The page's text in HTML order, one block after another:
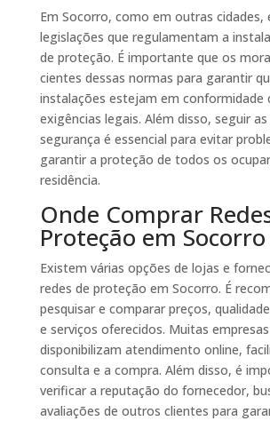
Em Socorro, como em outras cidades,
legislações que regulamentam a
de proteção. É importante que os
cientes dessas normas para garantir
instalações estejam em conformidade
exigências legais. Além disso, seguir
segurança é essencial para evitar
garantir a proteção de todos os
residência.
Onde Comprar
Proteção em Socorro
Existem várias opções de lojas e
redes de proteção em Socorro. É
pesquisar e comparar preços,
e serviços oferecidos. Muitas
disponibilizam atendimento online,
consulta e a compra. Além disso, é
verificar a reputação do fornecedor,
avaliações de outros clientes para